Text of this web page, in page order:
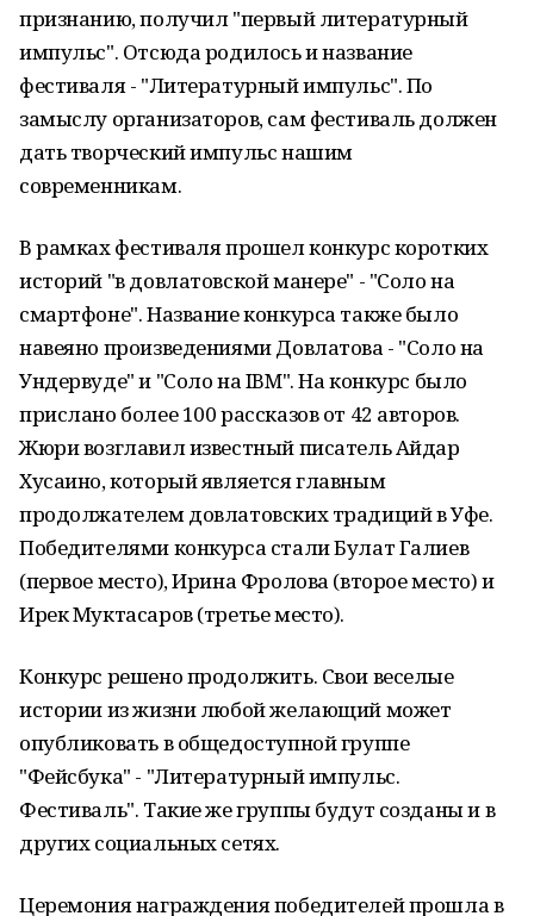
признанию, получил "первый литературный
импульс". Отсюда родилось и название
фестиваля - "Литературный импульс". По
замыслу организаторов, сам фестиваль должен
дать творческий импульс нашим
современникам.
В рамках фестиваля прошел конкурс коротких
историй "в довлатовской манере" - "Соло на
смартфоне". Название конкурса также было
навеяно произведениями Довлатова - "Соло на
Ундервуде" и "Соло на IBM". На конкурс было
прислано более 100 рассказов от 42 авторов.
Жюри возглавил известный писатель Айдар
Хусаино, который является главным
продолжателем довлатовских традиций в Уфе.
Победителями конкурса стали Булат Галиев
(первое место), Ирина Фролова (второе место) и
Ирек Муктасаров (третье место).
Конкурс решено продолжить. Свои веселые
истории из жизни любой желающий может
опубликовать в общедоступной группе
"Фейсбука" - "Литературный импульс.
Фестиваль". Такие же группы будут созданы и в
других социальных сетях.
Церемония награждения победителей прошла в